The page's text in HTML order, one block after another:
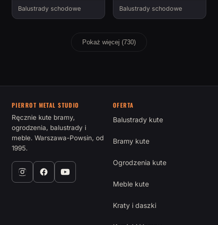
Balustrady schodowe Balustrady schodowe
Pokaż więcej (730)
PIERROT METAL STUDIO
Ręcznie kute bramy,
ogrodzenia, balustrady i
meble. Warszawa-Powsin, od
1995.
OFERTA
Balustrady kute
Bramy kute
Ogrodzenia kute
Meble kute
Kraty i daszki